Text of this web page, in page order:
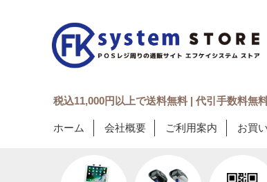
税込11,000円以上で送料無料 | 代引手数料無
ホーム 会社概要 ご利用案内 お買